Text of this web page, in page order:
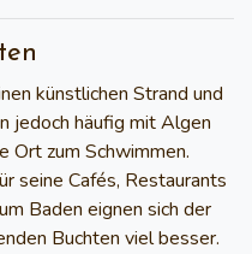
künstlichen Strand und
jedoch häufig mit Algen
Ort zum Schwimmen.
seine Cafés, Restaurants
Baden eignen sich der
Buchten viel besser.